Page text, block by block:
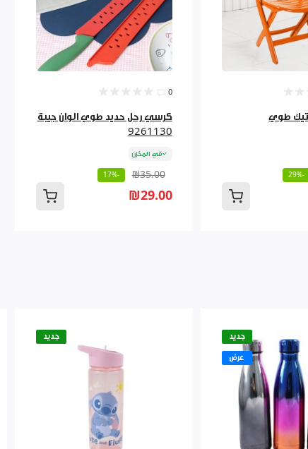
طوي
-29%
0
كرسي رحل حديد طوي الوان جيبة
9261130
في المخزن
₪35.00
-17%
₪29.00
جديد
عرض
جديد